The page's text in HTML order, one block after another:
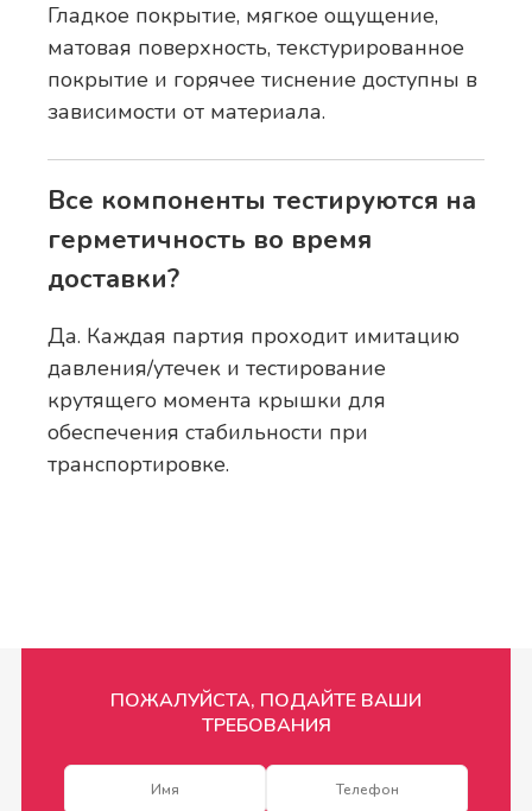
Гладкое покрытие, мягкое ощущение,
матовая поверхность, текстурированное
покрытие и горячее тиснение доступны в
зависимости от материала.
Все компоненты тестируются на
герметичность во время
доставки?
Да. Каждая партия проходит имитацию
давления/утечек и тестирование
крутящего момента крышки для
обеспечения стабильности при
транспортировке.
ПОЖАЛУЙСТА, ПОДАЙТЕ ВАШИ
ТРЕБОВАНИЯ